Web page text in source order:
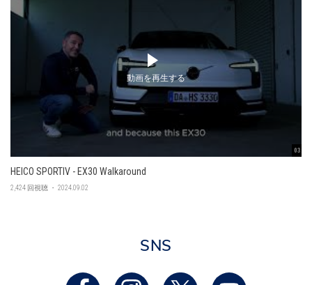
03:45
動画を再生する
HEICO SPORTIV - EX30 Walkaround
2,424 回視聴 ・ 2024.09.02
SNS